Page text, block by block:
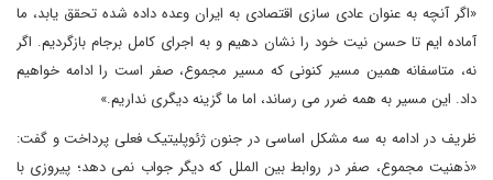
«اگر آنچه به عنوان عادی سازی اقتصادی به ایران وعده داده شده تحقق یابد، ما
آماده ایم تا حسن نیت خود را نشان دهیم و به اجرای کامل برجام بازگردیم. اگر
نه، متاسفانه همین مسیر کنونی که مسیر مجموع، صفر است را ادامه خواهیم
داد. این مسیر به همه ضرر می رساند، اما ما گزینه دیگری نداریم.»
ظریف در ادامه به سه مشکل اساسی در جنون ژئوپلیتیک فعلی پرداخت و گفت:
«ذهنیت مجموع، صفر در روابط بین الملل که دیگر جواب نمی دهد؛ پیروزی با